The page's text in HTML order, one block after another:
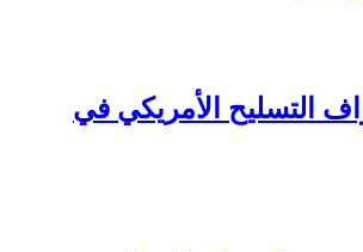
التسليح الأمريكي في